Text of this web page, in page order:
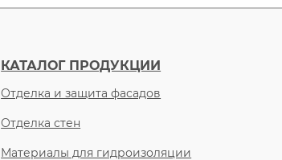
КАТАЛОГ ПРОДУКЦИИ
Отделка и защита фасадов
Отделка стен
Материалы для гидроизоляции